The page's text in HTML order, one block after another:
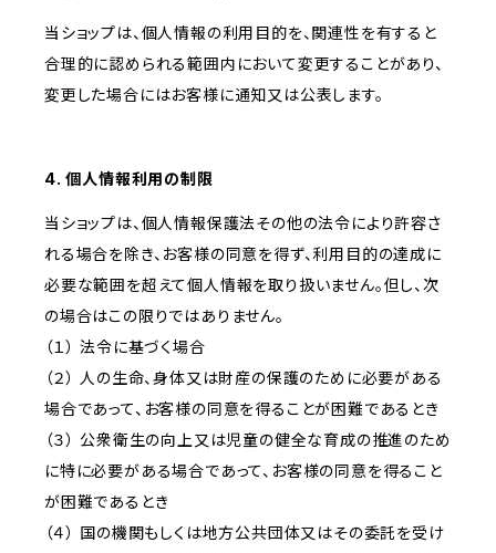
当ショップは、個人情報の利用目的を、関連性を有すると
合理的に認められる範囲内において変更することがあり、
変更した場合にはお客様に通知又は公表します。
4. 個人情報利用の制限
当ショップは、個人情報保護法その他の法令により許容さ
れる場合を除き、お客様の同意を得ず、利用目的の達成に
必要な範囲を超えて個人情報を取り扱いません。但し、次
の場合はこの限りではありません。
（１） 法令に基づく場合
（２） 人の生命、身体又は財産の保護のために必要がある
場合であって、お客様の同意を得ることが困難であるとき
（３） 公衆衛生の向上又は児童の健全な育成の推進のため
に特に必要がある場合であって、お客様の同意を得ること
が困難であるとき
（４） 国の機関もしくは地方公共団体又はその委託を受け